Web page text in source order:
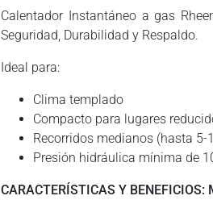
Calentador Instantáneo a gas
Seguridad, Durabilidad y Respaldo.
Ideal para:
Clima templado
Compacto para lugares
Recorridos medianos (hasta 5-
Presión hidráulica mínima de
CARACTERÍSTICAS Y BENEFICIOS: